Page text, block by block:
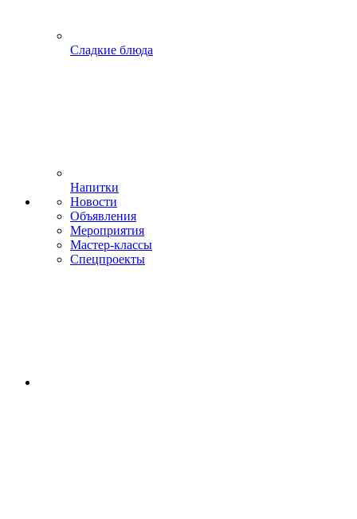
Сладкие блюда
Напитки
Новости
Объявления
Мероприятия
Мастер-классы
Спецпроекты